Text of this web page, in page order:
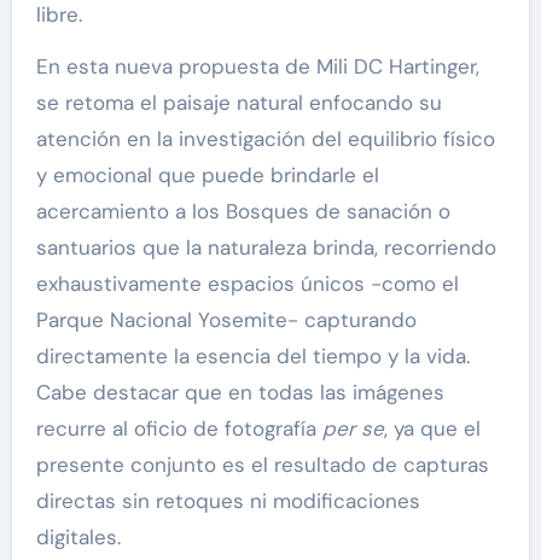
libre.
En esta nueva propuesta de Mili DC Hartinger,
se retoma el paisaje natural enfocando su
atención en la investigación del equilibrio físico
y emocional que puede brindarle el
acercamiento a los Bosques de sanación o
santuarios que la naturaleza brinda, recorriendo
exhaustivamente espacios únicos -como el
Parque Nacional Yosemite- capturando
directamente la esencia del tiempo y la vida.
Cabe destacar que en todas las imágenes
recurre al oficio de fotografía per se, ya que el
presente conjunto es el resultado de capturas
directas sin retoques ni modificaciones
digitales.